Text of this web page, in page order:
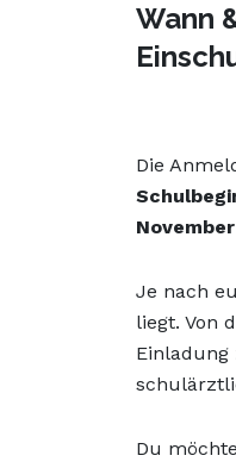
Wann
Die
Je nach
liegt. Von
Du